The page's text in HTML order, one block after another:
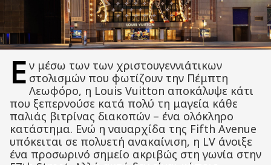
Ε ν μέσω των των χριστουγεννιάτικων
στολισμών που φωτίζουν την Πέμπτη
Λεωφόρο, η Louis Vuitton αποκάλυψε κάτι
που ξεπερνούσε κατά πολύ τη μαγεία κάθε
παλιάς βιτρίνας διακοπών – ένα ολόκληρο
κατάστημα. Ενώ η ναυαρχίδα της Fifth Avenue
υπόκειται σε πολυετή ανακαίνιση, η LV άνοιξε
ένα προσωρινό σημείο ακριβώς στη γωνία στην